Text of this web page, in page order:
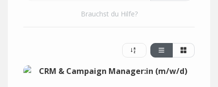
Brauchst du Hilfe?